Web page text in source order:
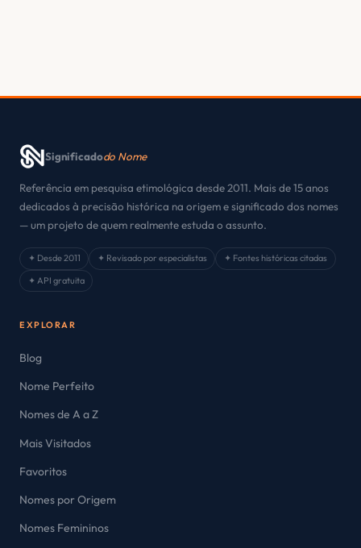
Significadodo Nome
Referência em pesquisa etimológica desde 2011. Mais de 15 anos
dedicados à precisão histórica na origem e significado dos nomes
— um projeto de quem realmente estuda o assunto.
✦ Desde 2011 ✦ Revisado por especialistas
✦ Fontes históricas citadas
✦ API gratuita
EXPLORAR
Blog
Nome Perfeito
Nomes de A a Z
Mais Visitados
Favoritos
Nomes por Origem
Nomes Femininos